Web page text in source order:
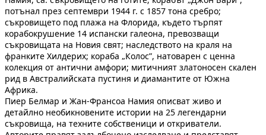
потънал през септември 1944 г. с 1857 тона сребро;
съкровището под плажа на Флорида, където търпят
корабокрушение 14 испански галеона, превозващи
съкровищата на Новия свят; наследството на краля на
франките Хилдерих; кораба „Колос”, натоварен с ценна
колекция от антични амфори; митичният златоносен скален
рид в Австралийската пустиня и диамантите от Южна
Африка.
Пиер Белмар и Жан-Франсоа Намия описват живо и
детайлно необикновените истории на 25 легендарни
съкровища, на техните собственици и откриватели.